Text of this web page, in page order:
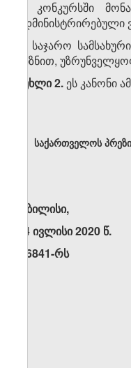
1. კონკურსში
ადმინისტრირებული
2. საჯარო
მიზნით,
მუხლი 2. ეს კანონი
საქართველოს
თბილისი,
14 ივლისი 2020 წ.
N6841-რს